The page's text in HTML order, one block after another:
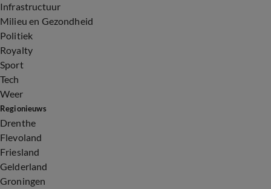
Infrastructuur
Milieu en Gezondheid
Politiek
Royalty
Sport
Tech
Weer
Regionieuws
Drenthe
Flevoland
Friesland
Gelderland
Groningen